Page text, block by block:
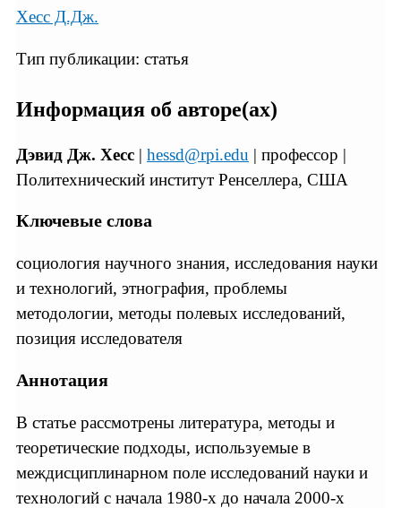
Хесс Д.Дж.
Тип публикации: статья
Информация об авторе(ах)
Дэвид Дж. Хесс | hessd@rpi.edu | профессор |
Политехнический институт Ренселлера, США
Ключевые слова
социология научного знания, исследования науки
и технологий, этнография, проблемы
методологии, методы полевых исследований,
позиция исследователя
Аннотация
В статье рассмотрены литература, методы и
теоретические подходы, используемые в
междисциплинарном поле исследований науки и
технологий с начала 1980-х до начала 2000-х